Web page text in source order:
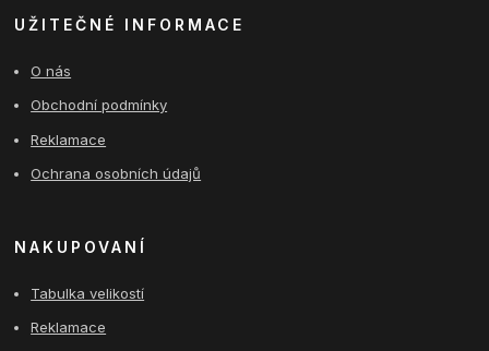
UŽITEČNÉ INFORMACE
O nás
Obchodní podmínky
Reklamace
Ochrana osobních údajů
NAKUPOVANÍ
Tabulka velikostí
Reklamace